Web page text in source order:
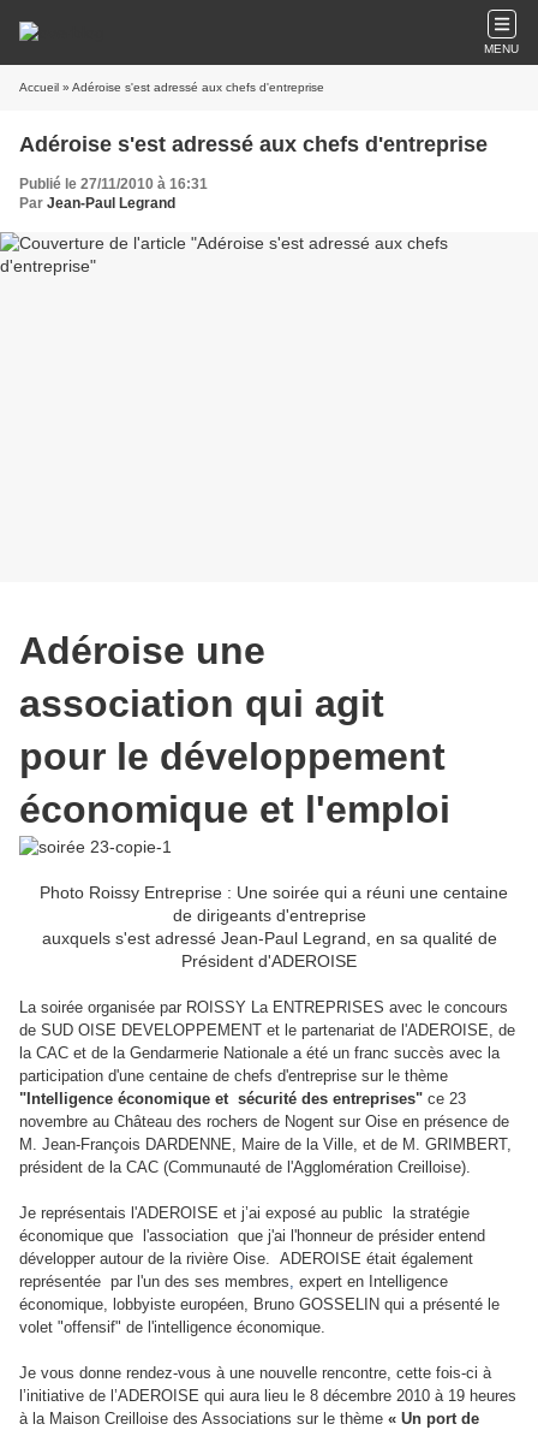
MENU
Accueil » Adéroise s'est adressé aux chefs d'entreprise
Adéroise s'est adressé aux chefs d'entreprise
Publié le 27/11/2010 à 16:31
Par Jean-Paul Legrand
Adéroise une
association qui agit
pour le développement
économique et l'emploi
Photo Roissy Entreprise : Une soirée qui a réuni une centaine
de dirigeants d'entreprise
auxquels s'est adressé Jean-Paul Legrand, en sa qualité de
Président d'ADEROISE
La soirée organisée par ROISSY La ENTREPRISES avec le concours
de SUD OISE DEVELOPPEMENT et le partenariat de l'ADEROISE, de
la CAC et de la Gendarmerie Nationale a été un franc succès avec la
participation d'une centaine de chefs d'entreprise sur le thème
"Intelligence économique et sécurité des entreprises" ce 23
novembre au Château des rochers de Nogent sur Oise en présence de
M. Jean-François DARDENNE, Maire de la Ville, et de M. GRIMBERT,
président de la CAC (Communauté de l'Agglomération Creilloise).
Je représentais l'ADEROISE et j’ai exposé au public la stratégie
économique que l'association que j'ai l'honneur de présider entend
développer autour de la rivière Oise. ADEROISE était également
représentée par l'un des ses membres, expert en Intelligence
économique, lobbyiste européen, Bruno GOSSELIN qui a présenté le
volet "offensif" de l'intelligence économique.
Je vous donne rendez-vous à une nouvelle rencontre, cette fois-ci à
l’initiative de l’ADEROISE qui aura lieu le 8 décembre 2010 à 19 heures
à la Maison Creilloise des Associations sur le thème « Un port de